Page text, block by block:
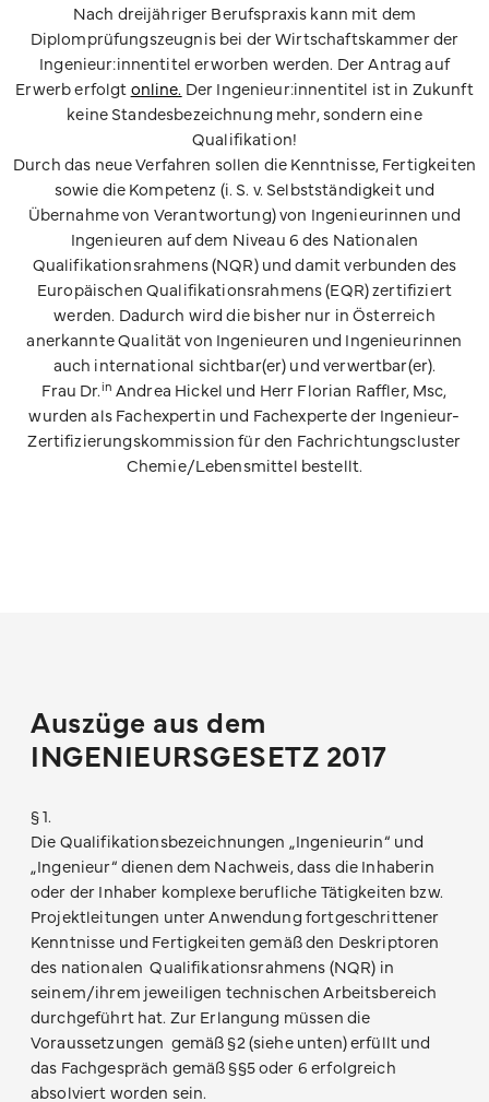
Nach dreijähriger Berufspraxis kann mit dem
Diplomprüfungszeugnis bei der Wirtschaftskammer der
Ingenieur:innentitel erworben werden. Der Antrag auf
Erwerb erfolgtonline. Der Ingenieur:innentitel ist in Zukunft
keine Standesbezeichnung mehr, sondern eine
Qualifikation!
Durch das neue Verfahren sollen die Kenntnisse, Fertigkeiten
sowie die Kompetenz (i. S. v. Selbstständigkeit und
Übernahme von Verantwortung) von Ingenieurinnen und
Ingenieuren auf dem Niveau 6 des Nationalen
Qualifikationsrahmens (NQR) und damit verbunden des
Europäischen Qualifikationsrahmens (EQR) zertifiziert
werden. Dadurch wird die bisher nur in Österreich
anerkannte Qualität von Ingenieuren und Ingenieurin­nen
auch international sichtbar(er) und verwertbar(er).
Frau Dr.in Andrea Hickel und Herr Florian Raffler, Msc,
wurden als Fachexpertin und Fachexperte der Ingenieur-
Zertifizierungskommission für den Fachrichtungscluster
Chemie/Lebensmittel bestellt.
Auszüge aus dem
INGENIEURSGESETZ 2017
§ 1.
Die Qualifikationsbezeichnungen „Ingenieurin“ und
„Ingenieur“ dienen dem Nachweis, dass die Inhaberin
oder der Inhaber komplexe berufliche Tätigkeiten bzw.
Projektleitungen unter Anwendung fortgeschrittener
Kenntnisse und Fertigkeiten gemäß den Deskriptoren
des nationalen Qualifikationsrahmens (NQR) in
seinem/ihrem jeweiligen technischen Arbeitsbereich
durchgeführt hat. Zur Erlangung müssen die
Voraussetzungen gemäß §2 (siehe unten) erfüllt und
das Fachgespräch gemäß §§5 oder 6 erfolgreich
absolviert worden sein.